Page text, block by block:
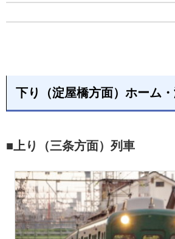
下り（淀屋橋方面）ホーム
■上り（三条方面）列車